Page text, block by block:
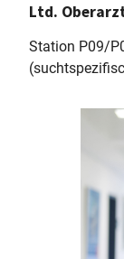
Ltd.
Station P09/